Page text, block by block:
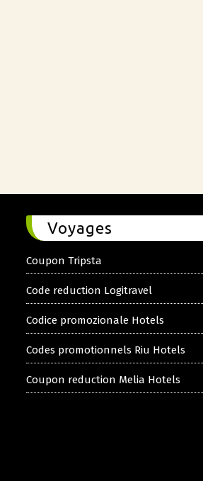
Voyages
Coupon Tripsta
Code reduction Logitravel
Codice promozionale Hotels
Codes promotionnels Riu Hotels
Coupon reduction Melia Hotels